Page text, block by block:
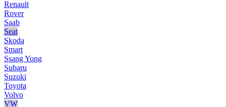
Renault
Rover
Saab
Seat
Skoda
Smart
Ssang Yong
Subaru
Suzuki
Toyota
Volvo
VW